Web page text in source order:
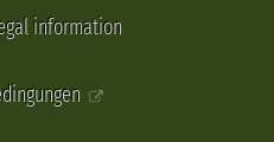
information